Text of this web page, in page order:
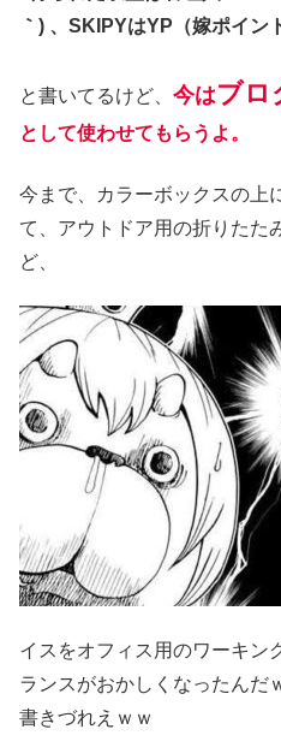
｀) 、SKIPYはYP（嫁ポイン
と書いてるけど、 今はブロ
として使わせてもらうよ。
今まで、カラーボックスの上
て、アウトドア用の折りたた
ど、
イスをオフィス用のワーキン
ランスがおかしくなったんだ
書きづれえｗｗ